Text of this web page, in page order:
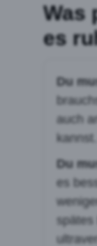
Was
es
Du
auch
kannst.
Du
es
spätes